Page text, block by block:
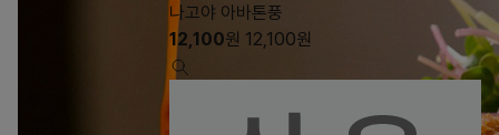
나고야 아바톤풍
12,100원 12,100원